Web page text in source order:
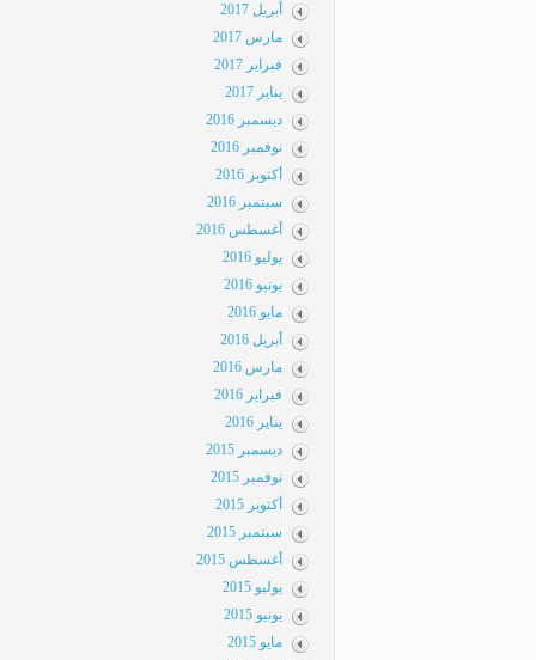
أبريل 2017
مارس 2017
فبراير 2017
يناير 2017
ديسمبر 2016
نوفمبر 2016
أكتوبر 2016
سبتمبر 2016
أغسطس 2016
يوليو 2016
يونيو 2016
مايو 2016
أبريل 2016
مارس 2016
فبراير 2016
يناير 2016
ديسمبر 2015
نوفمبر 2015
أكتوبر 2015
سبتمبر 2015
أغسطس 2015
يوليو 2015
يونيو 2015
مايو 2015